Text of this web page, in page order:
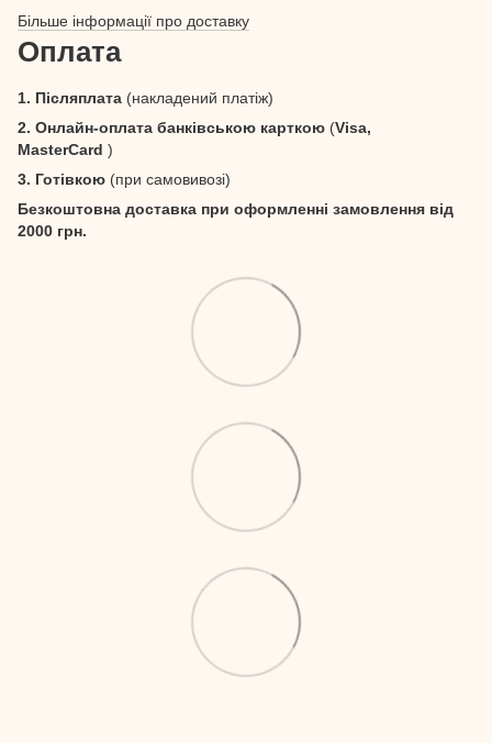
Більше інформації про доставку
Оплата
1. Післяплата (накладений платіж)
2. Онлайн-оплата банківською карткою (Visa,
MasterCard )
3. Готівкою (при самовивозі)
Безкоштовна доставка при оформленні замовлення від
2000 грн.